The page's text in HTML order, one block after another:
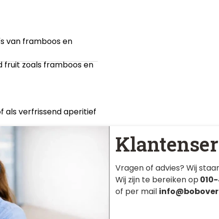
van framboos en
fruit zoals framboos en
als verfrissend aperitief
Vragen of advies? Wij
Wij zijn te bereiken op
of per mail